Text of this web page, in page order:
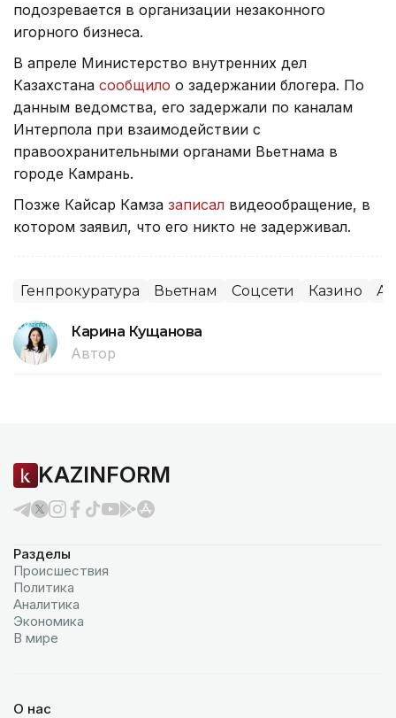
подозревается в организации незаконного
игорного бизнеса.
В апреле Министерство внутренних дел
Казахстана сообщило о задержании блогера. По
данным ведомства, его задержали по каналам
Интерпола при взаимодействии с
правоохранительными органами Вьетнама в
городе Камрань.
Позже Кайсар Камза записал видеообращение, в
котором заявил, что его никто не задерживал.
Генпрокуратура Вьетнам Соцсети Казино
Карина Кущанова
Автор
KAZINFORM
Разделы
Происшествия
Политика
Аналитика
Экономика
В мире
О нас